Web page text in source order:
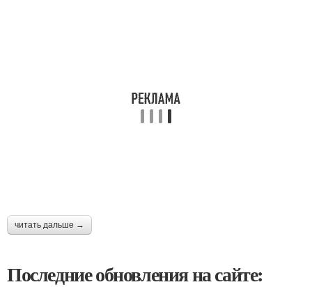
читать дальше →
Последние обновления на сайте: